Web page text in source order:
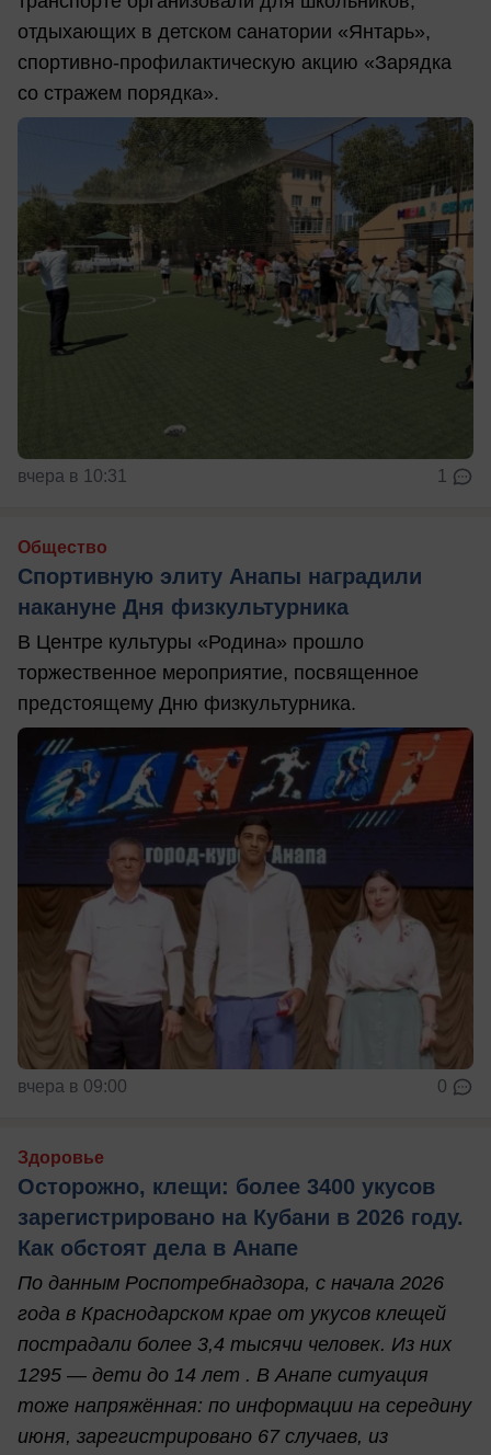
отдыхающих в детском санатории «Янтарь»,
спортивно-профилактическую акцию «Зарядка
со стражем порядка».
вчера в 10:31 1
Общество
Спортивную элиту Анапы наградили
накануне Дня физкультурника
В Центре культуры «Родина» прошло
торжественное мероприятие, посвященное
предстоящему Дню физкультурника.
вчера в 09:00 0
Здоровье
Осторожно, клещи: более 3400 укусов
зарегистрировано на Кубани в 2026 году.
Как обстоят дела в Анапе
По данным Роспотребнадзора, с начала 2026
года в Краснодарском крае от укусов клещей
пострадали более 3,4 тысячи человек. Из них
1295 — дети до 14 лет . В Анапе ситуация
тоже напряжённая: по информации на середину
июня, зарегистрировано 67 случаев, из